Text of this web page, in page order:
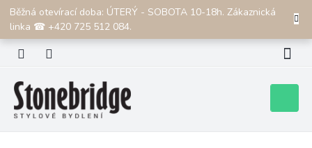
Přejít
obsah
Běžná otevírací doba: ÚTERÝ - SOBOTA 10-18h. Zákaznická
linka ☎ +420 725 512 084.
CZK
košík